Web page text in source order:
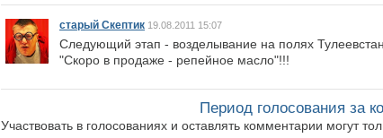
старый Скептик 19.08.2011 15:07
Следующий этап - возделывание на полях
"Скоро в продаже - репейное масло"!!!
Период голосования за
Участвовать в голосованиях и оставлять комментарии могут